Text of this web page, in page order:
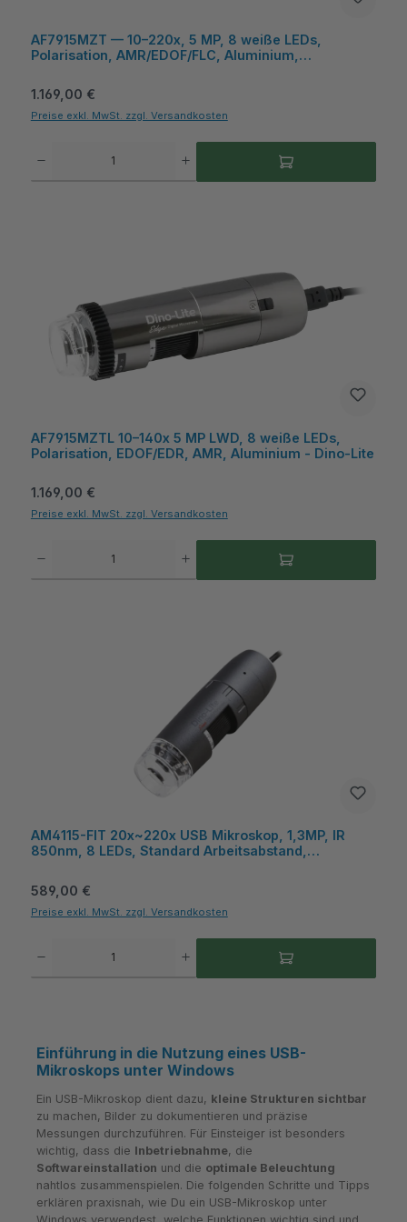
AF7915MZT — 10–220x, 5 MP, 8 weiße LEDs,
Polarisation, AMR/EDOF/FLC, Aluminium,
Regulärer Preis:
1.169,00 €
Preise exkl. MwSt. zzgl. Versandkosten
AF7915MZTL 10–140x 5 MP LWD, 8 weiße LEDs,
Polarisation, EDOF/EDR, AMR, Aluminium - Dino-Lite
Regulärer Preis:
1.169,00 €
Preise exkl. MwSt. zzgl. Versandkosten
AM4115-FIT 20x~220x USB Mikroskop, 1,3MP, IR
850nm, 8 LEDs, Standard Arbeitsabstand,
Regulärer Preis:
589,00 €
Preise exkl. MwSt. zzgl. Versandkosten
Einführung in die Nutzung eines USB-
Mikroskops unter Windows
Ein USB-Mikroskop dient dazu, kleine Strukturen sichtbar
zu machen, Bilder zu dokumentieren und präzise
Messungen durchzuführen. Für Einsteiger ist besonders
wichtig, dass die Inbetriebnahme, die
Softwareinstallation und die optimale Beleuchtung
nahtlos zusammenspielen. Die folgenden Schritte und Tipps
erklären praxisnah, wie Du ein USB-Mikroskop unter